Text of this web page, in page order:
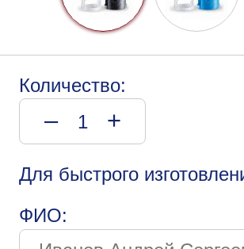
Количество:
– +
Для быстрого
ФИО: